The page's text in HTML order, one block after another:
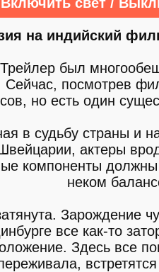
на индийский
был
Сейчас, посмотрев
но есть один
в судьбу страны и
актеры
компоненты
неком
Зарождение
все как-то
Здесь все